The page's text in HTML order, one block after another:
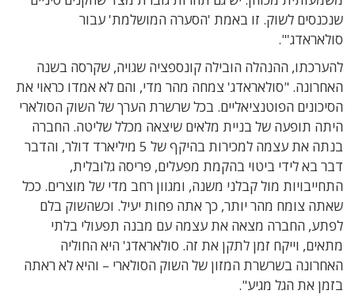
שנכנסים לשוק. זו באמת 'הסערה המושלמת' עבור
סולאראדג'".
להערכתו, ההנהלה הובילה קונספציה שגויה, שקרסה בשנה
האחרונה. "סולאראדג' צמחה מהר מדי, והם לא אמדו כראוי את
הסיכונים הפוטנציאליים. בכל שרשרת הערך של השוק הסולארי
היתה תופעה של בניית מלאים שיצאה מכלל שליטה. החברה
בנתה את עצמה למכירות בהיקף של 5 מיליארד דולר, והדבר
דבר בא לידי ביטוי בהקמת מפעלים, פריסה גלובלית,
התחייבויות מול קבלני משנה, ומגוון רחב מדי של מוצרים. ככל
שאתה צומח מהר יותר, כך אתה פחות יעיל. וכשהשוק בלם
לפתע, החברה מצאה את עצמה עם מבנה תפעולי בלתי
מתאים, וייקח זמן לתקן את זה. סולאראדג' היא החוליה
האחרונה בשרשרת המזון של השוק הסולארי – והיא לא ראתה
בזמן את הגל מגיע".